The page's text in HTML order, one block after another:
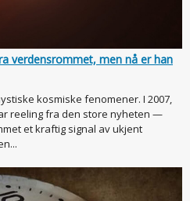
verdensrommet, men nå er han
kosmiske fenomener. I 2007,
reeling fra den store nyheten —
et kraftig signal av ukjent